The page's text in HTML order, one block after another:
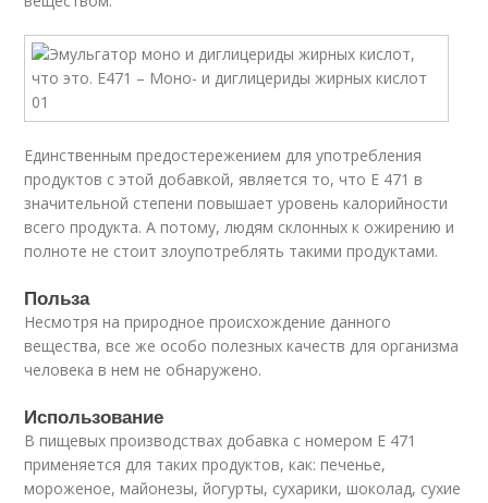
Единственным предостережением для употребления
продуктов с этой добавкой, является то, что Е 471 в
значительной степени повышает уровень калорийности
всего продукта. А потому, людям склонных к ожирению и
полноте не стоит злоупотреблять такими продуктами.
Польза
Несмотря на природное происхождение данного
вещества, все же особо полезных качеств для организма
человека в нем не обнаружено.
Использование
В пищевых производствах добавка с номером Е 471
применяется для таких продуктов, как: печенье,
мороженое, майонезы, йогурты, сухарики, шоколад, сухие